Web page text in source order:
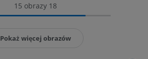
15 obrazy 18
Pokaż więcej obrazów